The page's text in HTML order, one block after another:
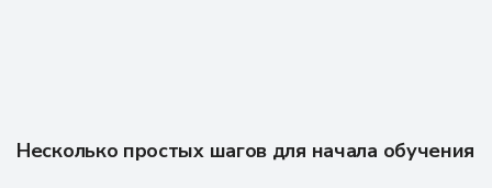
Несколько простых шагов для начала обучения